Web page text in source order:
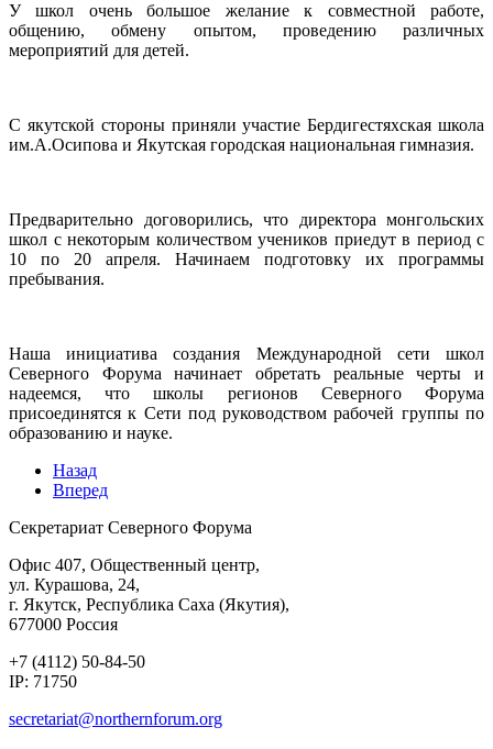
У школ очень большое желание к совместной работе,
общению, обмену опытом, проведению различных
мероприятий для детей.
С якутской стороны приняли участие Бердигестяхская школа
им.А.Осипова и Якутская городская национальная гимназия.
Предварительно договорились, что директора монгольских
школ с некоторым количеством учеников приедут в период с
10 по 20 апреля. Начинаем подготовку их программы
пребывания.
Наша инициатива создания Международной сети школ
Северного Форума начинает обретать реальные черты и
надеемся, что школы регионов Северного Форума
присоединятся к Сети под руководством рабочей группы по
образованию и науке.
Назад
Вперед
Секретариат Северного Форума
Офис 407, Общественный центр,
ул. Курашова, 24,
г. Якутск, Республика Саха (Якутия),
677000 Россия
+7 (4112) 50-84-50
IP: 71750